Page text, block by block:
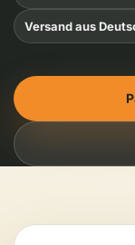
Versand aus